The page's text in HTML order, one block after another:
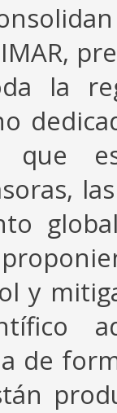
la
y
de